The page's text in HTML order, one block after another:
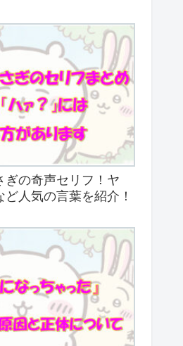
ぎの奇声セリフ！ヤ
人気の言葉を紹介！